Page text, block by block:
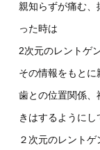
親知らずが痛む、
った時は
2次元のレントゲ
その情報をもと
歯との位置関係、
きはするようにし
２次元のレント